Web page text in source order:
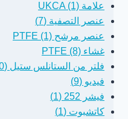
علامة UKCA (1)
عنصر التصفية (7)
عنصر مرشح PTFE (1)
غشاء PTFE (8)
فلتر من الستانلس ستيل (30)
فيديو (9)
فيشر 252 (1)
كاتشبوت (1)